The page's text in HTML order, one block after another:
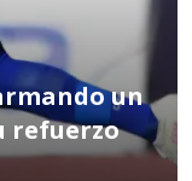
un
refuerzo